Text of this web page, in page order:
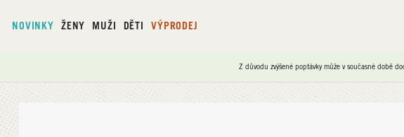
NOVINKY ŽENY MUŽI DĚTI VÝPRODEJ
Z důvodu zvýšené poptávky může v současné době